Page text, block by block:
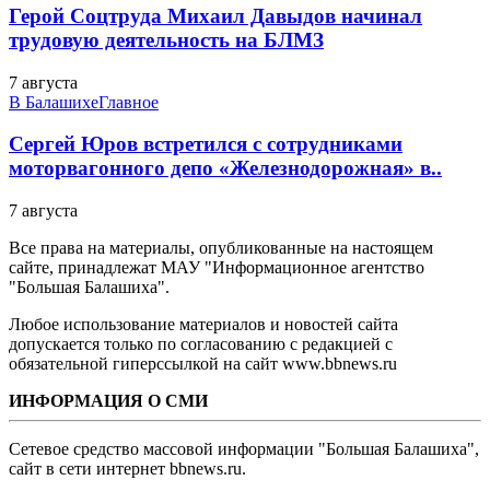
Герой Соцтруда Михаил Давыдов начинал
трудовую деятельность на БЛМЗ
7 августа
В БалашихеГлавное
Сергей Юров встретился с сотрудниками
моторвагонного депо «Железнодорожная» в..
7 августа
Все права на материалы, опубликованные на настоящем
сайте, принадлежат МАУ "Информационное агентство
"Большая Балашиха".
Любое использование материалов и новостей сайта
допускается только по согласованию с редакцией с
обязательной гиперссылкой на сайт www.bbnews.ru
ИНФОРМАЦИЯ О СМИ
Сетевое средство массовой информации "Большая Балашиха",
сайт в сети интернет bbnews.ru.